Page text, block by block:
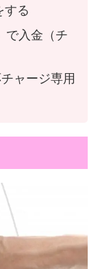
する
で入金（チ
ャージ専用